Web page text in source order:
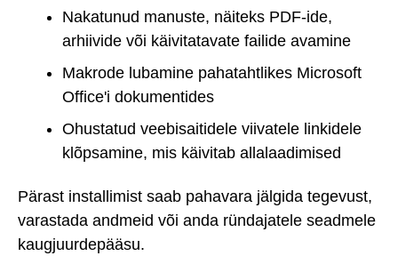
Nakatunud manuste, näiteks PDF-ide,
arhiivide või käivitatavate failide avamine
Makrode lubamine pahatahtlikes Microsoft
Office'i dokumentides
Ohustatud veebisaitidele viivatele linkidele
klõpsamine, mis käivitab allalaadimised
Pärast installimist saab pahavara jälgida tegevust,
varastada andmeid või anda ründajatele seadmele
kaugjuurdepääsu.